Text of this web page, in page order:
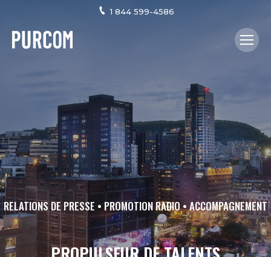
1 844 599-4586
RELATIONS DE PRESSE • PROMOTION RADIO • ACCOMPAGNEMENT